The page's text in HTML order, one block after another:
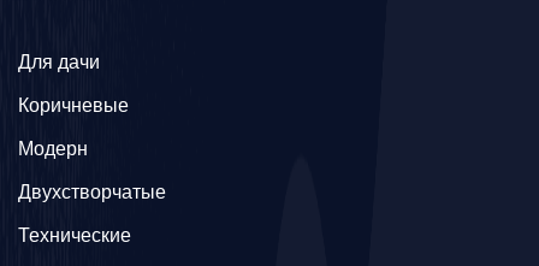
Для дачи
Коричневые
Модерн
Двухстворчатые
Технические